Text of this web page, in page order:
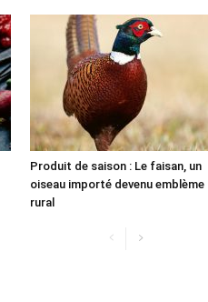
Produit de saison : Le faisan, un
oiseau importé devenu emblème
rural